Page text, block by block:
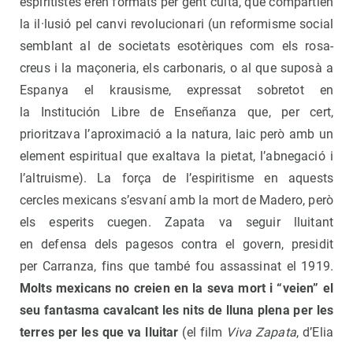
la il·lusió pel canvi revolucionari (un reformisme social
semblant al de societats esotèriques com els rosa-
creus i la maçoneria, els carbonaris, o al que suposà a
Espanya el krausisme, expressat sobretot en
la Institución Libre de Enseñanza que, per cert,
prioritzava l’aproximació a la natura, laic però amb un
element espiritual que exaltava la pietat, l’abnegació i
l’altruisme). La força de l’espiritisme en aquests
cercles mexicans s’esvaní amb la mort de Madero, però
els esperits cuegen. Zapata va seguir lluitant
en defensa dels pagesos contra el govern, presidit
per Carranza, fins que també fou assassinat el 1919.
Molts mexicans no creien en la seva mort i “veien” el
seu fantasma cavalcant les nits de lluna plena per les
terres per les que va lluitar (el film Viva Zapata, d’Elia